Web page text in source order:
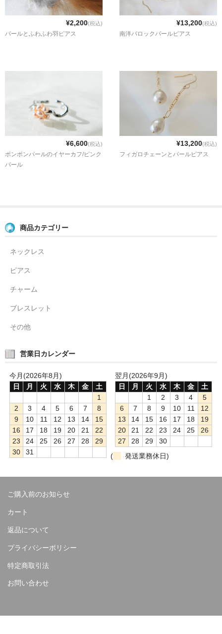
¥2,200(税込)
パールとふわふわ羽ピアス
¥13,200(税込)
南洋バロックパールピアス
¥6,600(税込)
ボンボンパールのイヤーカフ/ピンク
パール
¥13,200(税込)
フィガロチェーンとパールピアス
商品カテゴリー
ネックレス
ピアス
チャーム
ブレスレット
その他
営業日カレンダー
今月(2026年8月)
日
月 火 水 木 金
土
1
2
3 4 5 6 7
8
9
10 11 12 13 14
15
16
17 18 19 20 21
22
23
24 25 26 27 28
29
30
31
翌月(2026年9月)
日
月 火 水 木 金
土
1
2 3 4
5
6
7 8 9 10 11
12
13
14 15 16 17 18
19
20
21 22 23 24 25
26
27
28 29
30
(
発送業務休日)
ご購入前のお知らせ
カート
返品について
プライバシーポリシー
特定商取引法
お問い合わせ